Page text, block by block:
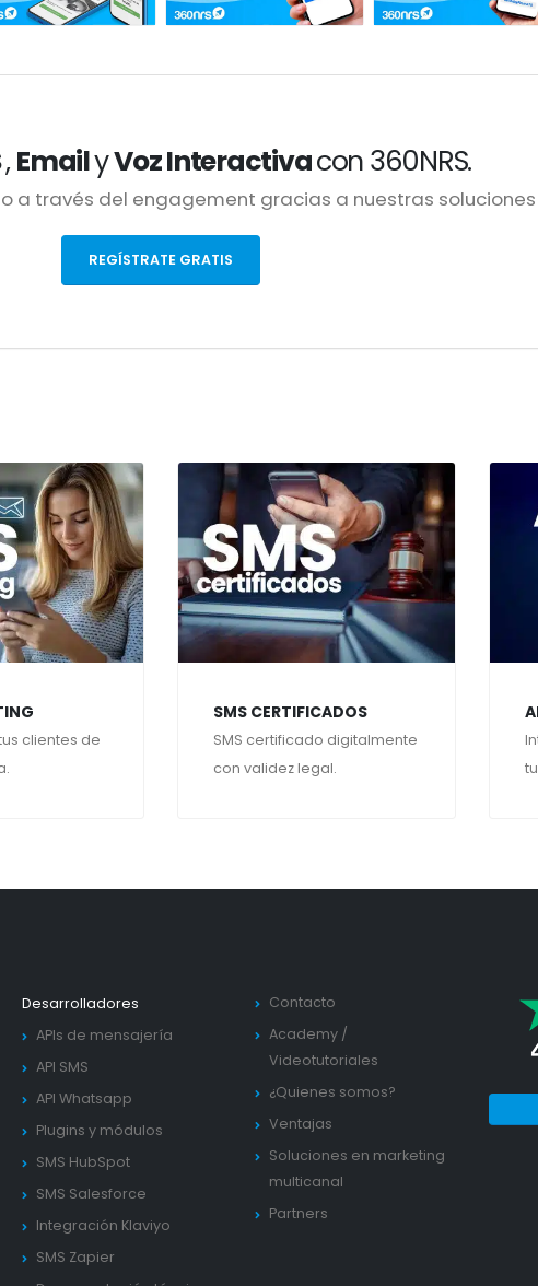
,EmailyVoz Interactivacon 360NRS.
a través del engagement gracias a nuestras
REGÍSTRATE GRATIS
clientes de
SMS CERTIFICADOS
SMS certificado digitalmente
con validez legal.
Desarrolladores
APIs de mensajería
API SMS
API Whatsapp
Plugins y módulos
SMS HubSpot
SMS Salesforce
Integración Klaviyo
SMS Zapier
Contacto
Academy /
Videotutoriales
¿Quienes somos?
Ventajas
Soluciones en marketing
multicanal
Partners